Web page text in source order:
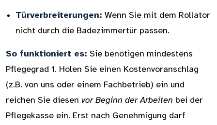
Türverbreiterungen: Wenn Sie mit dem Rollator
nicht durch die Badezimmertür passen.
So funktioniert es: Sie benötigen mindestens
Pflegegrad 1. Holen Sie einen Kostenvoranschlag
(z.B. von uns oder einem Fachbetrieb) ein und
reichen Sie diesen vor Beginn der Arbeiten bei der
Pflegekasse ein. Erst nach Genehmigung darf